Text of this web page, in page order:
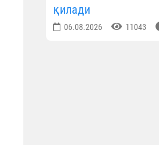
қилади
06.08.2026 11043